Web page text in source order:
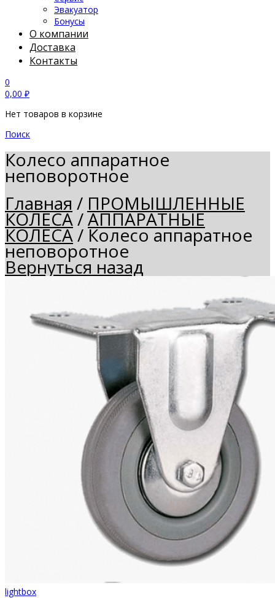
Эвакуатор
Бонусы
О компании
Доставка
Контакты
0
0,00 ₽
Нет товаров в корзине
Поиск
Колесо аппаратное
неповоротное
Главная / ПРОМЫШЛЕННЫЕ
КОЛЕСА/АППАРАТНЫЕ
КОЛЕСА/Колесо аппаратное
неповоротное
Вернуться назад
lightbox